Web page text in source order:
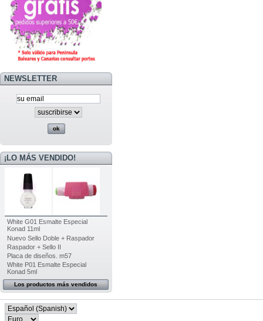
NEWSLETTER
¡LO MÁS VENDIDO!
White G01 Esmalte Especial
Konad 11ml
Nuevo Sello Doble + Raspador
Raspador + Sello II
Placa de diseños. m57
White P01 Esmalte Especial
Konad 5ml
Los productos más vendidos